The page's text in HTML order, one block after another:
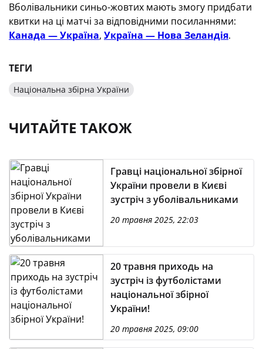
Вболівальники синьо-жовтих мають змогу придбати
квитки на ці матчі за відповідними посиланнями:
Канада — Україна, Україна — Нова Зеландія.
ТЕГИ
Національна збірна України
ЧИТАЙТЕ ТАКОЖ
Гравці національної збірної
України провели в Києві
зустріч з уболівальниками
20 травня 2025, 22:03
20 травня приходь на
зустріч із футболістами
національної збірної
України!
20 травня 2025, 09:00